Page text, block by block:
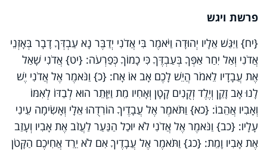
פרשת ויגש
{יח} וַיִּגַּשׁ אֵלָיו יְהוּדָה וַיֹּאמֶר בִּי אֲדֹנִי יְדַבֶּר נָא עַבְדְּךָ דָבָר בְּאָזְנֵי
אֲדֹנִי וְאַל יִחַר אַפְּךָ בְּעַבְדֶּךָ כִּי כָמוֹךָ כְּפַרְעֹה: {יט} אֲדֹנִי שָׁאַל
אֶת עֲבָדָיו לֵאמֹר הֲיֵשׁ לָכֶם אָב אוֹ אָח: {כ} וַנֹּאמֶר אֶל אֲדֹנִי יֶשׁ
לָנוּ אָב זָקֵן וְיֶלֶד זְקֻנִים קָטָן וְאָחִיו מֵת וַיִּוָּתֵר הוּא לְבַדּוֹ לְאִמּוֹ
וְאָבִיו אֲהֵבוֹ: {כא} וַתֹּאמֶר אֶל עֲבָדֶיךָ הוֹרִדֻהוּ אֵלָי וְאָשִׂימָה עֵינִי
עָלָיו: {כב} וַנֹּאמֶר אֶל אֲדֹנִי לֹא יוּכַל הַנַּעַר לַעֲזֹב אֶת אָבִיו וְעָזַב
אֶת אָבִיו וָמֵת: {כג} וַתֹּאמֶר אֶל עֲבָדֶיךָ אִם לֹא יֵרֵד אֲחִיכֶם הַקָּטֹן